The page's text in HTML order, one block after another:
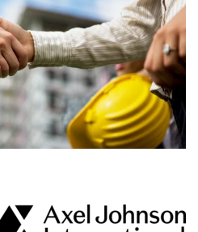
SWEDISH
ENGLISH TRANSLATION
använder
att anpassa innehåll,
vår trafik. Vi
om din användning av
du har tillhandahållit
samlat in från din